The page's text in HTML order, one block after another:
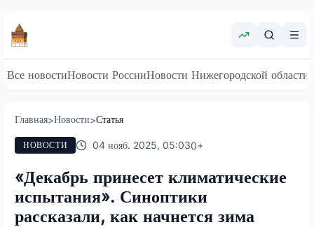
Все новостиНовости РоссииНовости Нижегородской области
Главная>Новости>Статья
НОВОСТИ 04 нояб. 2025, 05:030+
«Декабрь принесет климатические
испытания». Синоптики
рассказали, как начнется зима